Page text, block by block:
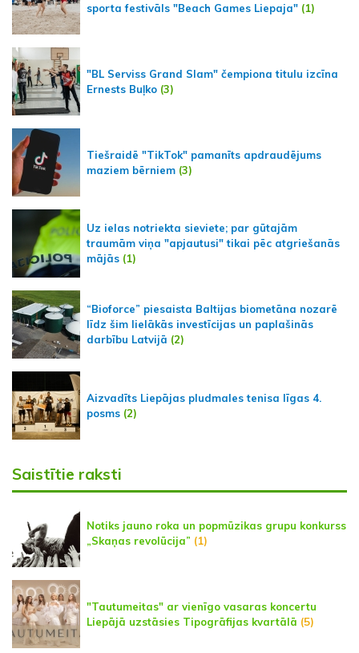
sporta festivāls "Beach Games Liepaja" (1)
"BL Serviss Grand Slam" čempiona titulu izcīna
Ernests Buļko (3)
Tiešraidē "TikTok" pamanīts apdraudējums
maziem bērniem (3)
Uz ielas notriekta sieviete; par gūtajām
traumām viņa "apjautusi" tikai pēc atgriešanās
mājās (1)
“Bioforce” piesaista Baltijas biometāna nozarē
līdz šim lielākās investīcijas un paplašinās
darbību Latvijā (2)
Aizvadīts Liepājas pludmales tenisa līgas 4.
posms (2)
Saistītie raksti
Notiks jauno roka un popmūzikas grupu konkurss
„Skaņas revolūcija” (1)
"Tautumeitas" ar vienīgo vasaras koncertu
Liepājā uzstāsies Tipogrāfijas kvartālā (5)